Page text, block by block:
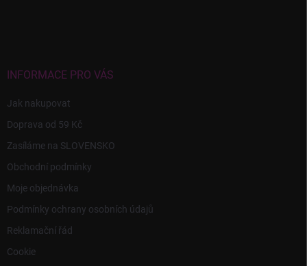
INFORMACE PRO VÁS
Jak nakupovat
Doprava od 59 Kč
Zasíláme na SLOVENSKO
Obchodní podmínky
Moje objednávka
Podmínky ochrany osobních údajů
Reklamační řád
Cookie